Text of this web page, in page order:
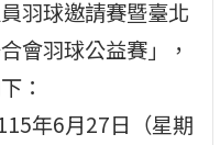
羽球邀請賽暨臺北
會羽球公益賽」，
：
年6月27日（星期